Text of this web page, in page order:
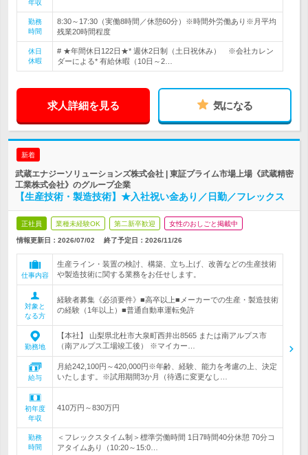
年収
勤務
時間
8:30～17:30（実働8時間／休憩60分）※時間外労働あり※月平均
残業20時間程度
休日
休暇
# ★年間休日122日★* 週休2日制（土日祝休み） ※会社カレン
ダーによる* 有給休暇（10日～2…
求人詳細を見る 気になる
新着
武蔵エナジーソリューションズ株式会社 | 東証プライム市場上場《武蔵精密
工業株式会社》のグループ企業
【生産技術・製造技術】★入社祝い金あり／日勤／フレックス
正社員 業種未経験OK 第二新卒歓迎 女性のおしごと掲載中
情報更新日：2026/07/02 終了予定日： 2026/11/26
仕事内容
生産ライン・装置の検討、構築、立ち上げ、改善などの生産技術
や製造技術に関する業務をお任せします。
対象と
なる方
経験者募集《必須要件》■高卒以上■メーカーでの生産・製造技術
の経験（1年以上）■普通自動車運転免許
勤務地
【本社】 山梨県北杜市大泉町西井出8565 または南アルプス市
（南アルプス工場竣工後） ※マイカー…
給与
月給242,100円～420,000円※年齢、経験、能力を考慮の上、決定
いたします。※試用期間3か月（待遇に変更なし…
初年度
年収
410万円～830万円
勤務
時間
＜フレックスタイム制＞標準労働時間 1日7時間40分休憩 70分コ
アタイムあり（10:20～15:0…